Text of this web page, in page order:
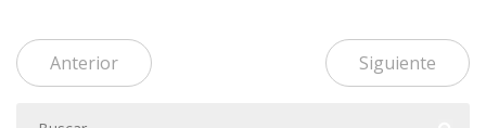
Anterior Siguiente